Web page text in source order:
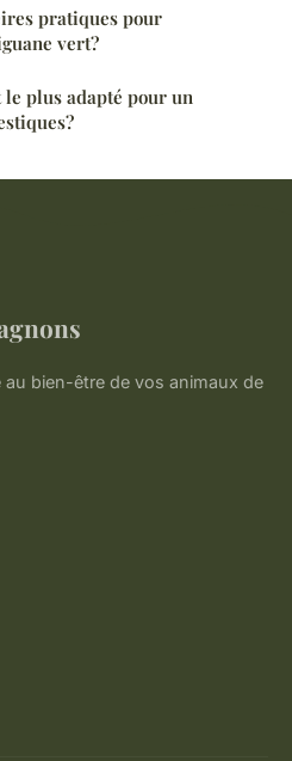
pratiques pour
vert?
plus adapté pour un
au bien-être de vos animaux de